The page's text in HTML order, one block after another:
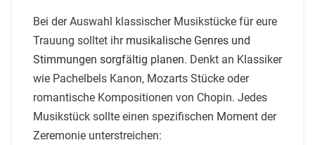
Bei der Auswahl klassischer Musikstücke für eure
Trauung solltet ihr musikalische Genres und
Stimmungen sorgfältig planen. Denkt an Klassiker
wie Pachelbels Kanon, Mozarts Stücke oder
romantische Kompositionen von Chopin. Jedes
Musikstück sollte einen spezifischen Moment der
Zeremonie unterstreichen: